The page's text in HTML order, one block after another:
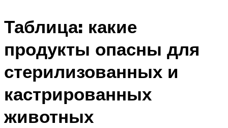
Таблица: какие
продукты опасны для
стерилизованных и
кастрированных
животных